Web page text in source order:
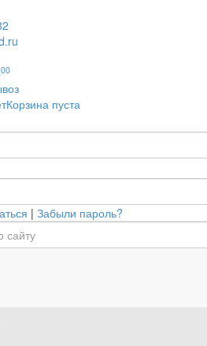
00
Корзина пуста
| Забыли пароль?